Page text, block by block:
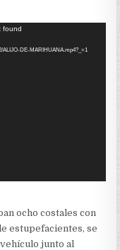
found
ALIJO-DE-MARIHUANA.mp4?_=1
ocho costales con
estupefacientes, se
junto al